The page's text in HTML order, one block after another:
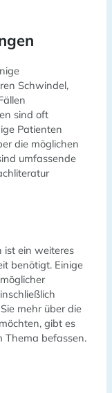
Schwindel,
sind oft
Patienten
die möglichen
umfassende
ist ein weiteres
benötigt. Einige
mehr über die
gibt es
Thema befassen.